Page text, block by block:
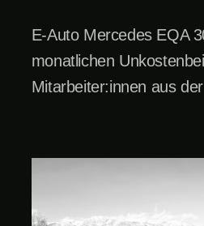
E-Auto Mercedes EQA
monatlichen
Mitarbeiter:innen aus